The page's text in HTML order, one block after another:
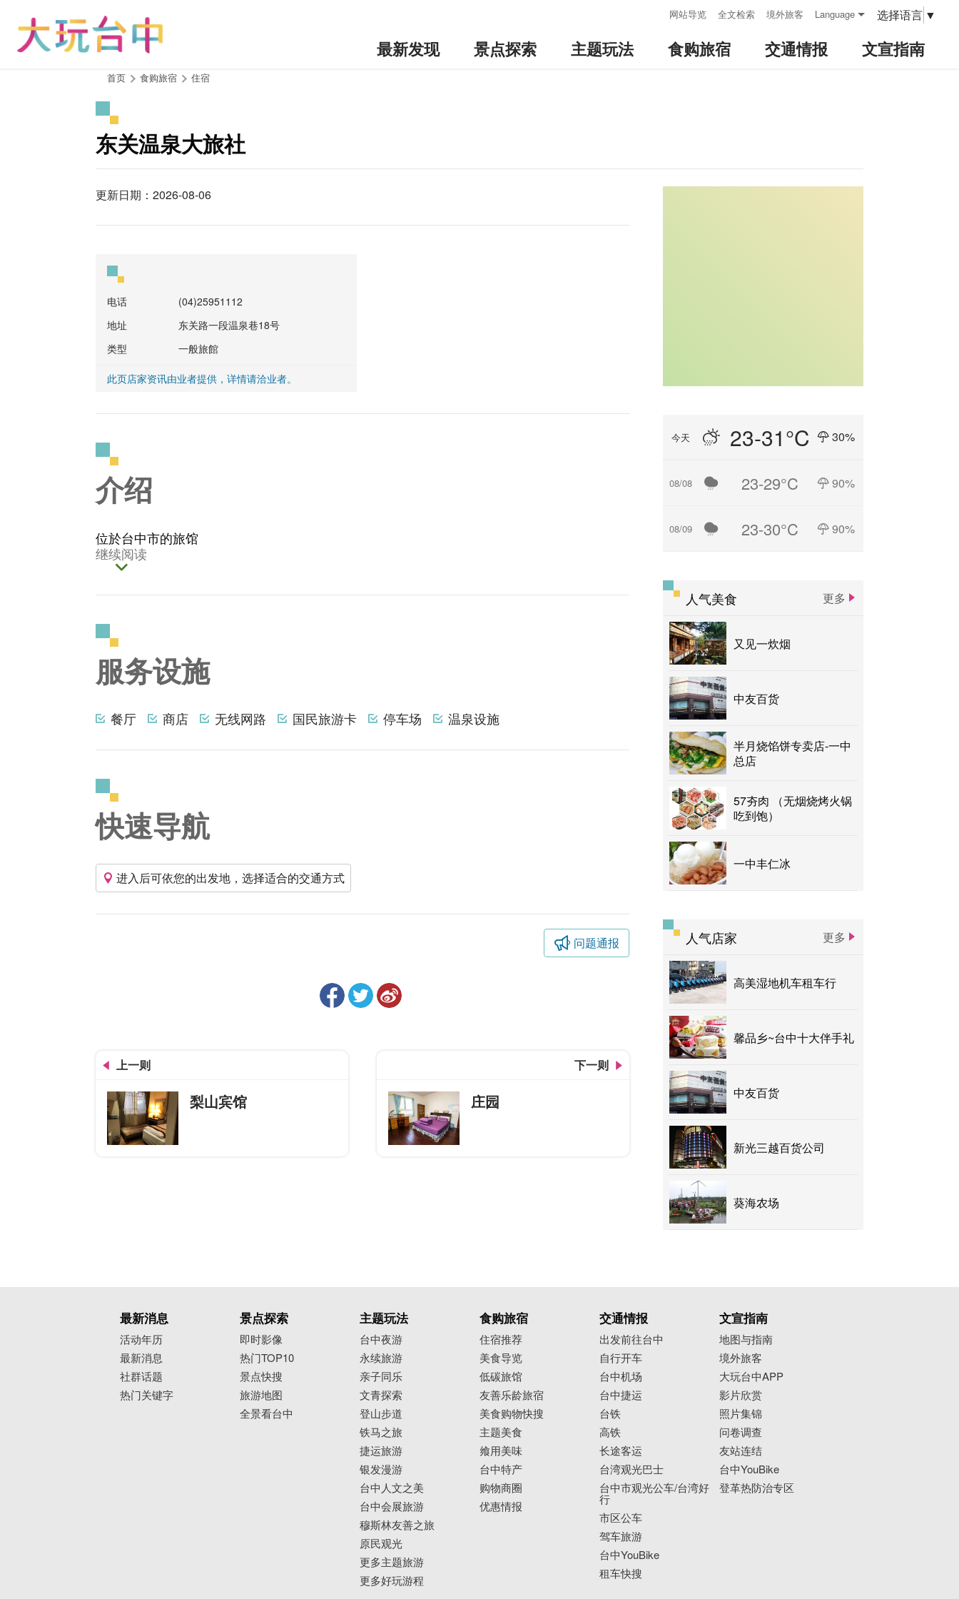
网站导览 全文检索 境外旅客 Language 选择语言 ▼
最新发现 景点探索 主题玩法 食购旅宿 交通情报 文宣指南
首页 食购旅宿 住宿
东关温泉大旅社
更新日期：2026-08-06
电话
(04)25951112
地址
东关路一段温泉巷18号
类型
一般旅館
此页店家资讯由业者提供，详情请洽业者。
介绍
位於台中市的旅馆
继续阅读
服务设施
餐厅 商店 无线网路 国民旅游卡 停车场 温泉设施
快速导航
进入后可依您的出发地，选择适合的交通方式
问题通报
上一则
梨山宾馆
下一则
庄园
今天 23-31°C 30%
08/08 23-29°C 90%
08/09 23-30°C 90%
人气美食 更多
又见一炊烟
中友百货
半月烧馅饼专卖店-一中
总店
57夯肉 （无烟烧烤火锅
吃到饱）
一中丰仁冰
人气店家 更多
高美湿地机车租车行
馨品乡~台中十大伴手礼
中友百货
新光三越百货公司
葵海农场
最新消息
活动年历
最新消息
社群话题
热门关键字
景点探索
即时影像
热门TOP10
景点快搜
旅游地图
全景看台中
主题玩法
台中夜游
永续旅游
亲子同乐
文青探索
登山步道
铁马之旅
捷运旅游
银发漫游
台中人文之美
台中会展旅游
穆斯林友善之旅
原民观光
更多主题旅游
更多好玩游程
食购旅宿
住宿推荐
美食导览
低碳旅馆
友善乐龄旅宿
美食购物快搜
主题美食
飨用美味
台中特产
购物商圈
优惠情报
交通情报
出发前往台中
自行开车
台中机场
台中捷运
台铁
高铁
长途客运
台湾观光巴士
台中市观光公车/台湾好
行
市区公车
驾车旅游
台中YouBike
租车快搜
文宣指南
地图与指南
境外旅客
大玩台中APP
影片欣赏
照片集锦
问卷调查
友站连结
台中YouBike
登革热防治专区